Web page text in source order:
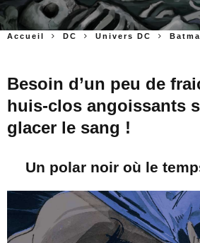
Accueil DC Univers DC
Besoin d’un peu de
huis-clos angoissants
glacer le sang !
Un polar noir où le